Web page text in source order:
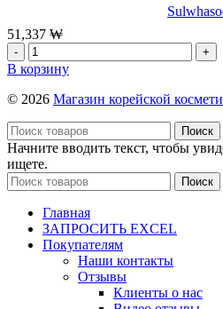
/
PA++
No.
23N1
/
Sand,
14
г
51,337 ₩
Количество
товара
Тональный
кушон
Perfect
Skin
Cover
SPF26
/
PA++
No.
21N1
Beige,
В корзину
© 2026 Магазин корейской
Поиск
Начните вводить текст, чтобы
ищете.
Поиск
Главная
ЗАПРОСИТЬ EXCEL
Покупателям
Наши контакты
Отзывы
Клиенты о нас